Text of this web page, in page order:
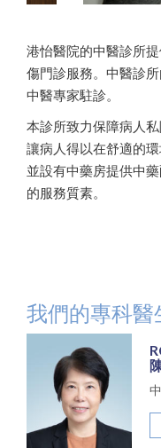
港怡醫院的中醫診所
傷門診服務。中醫診
中醫專家駐診。
本診所致力保障病人
讓病人得以在舒適的
並設有中藥房提供中
的服務質素。
我們的專科醫